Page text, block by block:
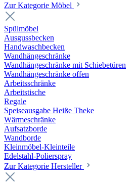
Zur Kategorie Möbel
Spülmöbel
Ausgussbecken
Handwaschbecken
Wandhängeschränke
Wandhängeschränke mit Schiebetüren
Wandhängeschränke offen
Arbeitsschränke
Arbeitstische
Regale
Speiseausgabe Heiße Theke
Wärmeschränke
Aufsatzborde
Wandborde
Kleinmöbel-Kleinteile
Edelstahl-Polierspray
Zur Kategorie Hersteller